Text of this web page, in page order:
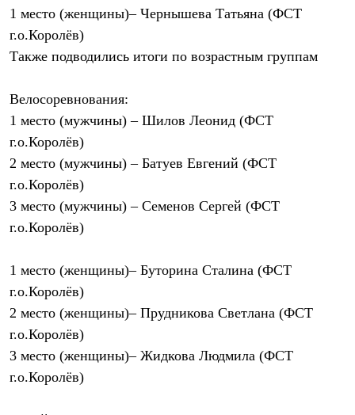
Гамаши
Бахилы
Тапочки и чуни
Тапочки
Уход за обувью
Аксессуары
Головные уборы
Шапки
Балаклавы и маски
Кепки и бейсболки
Повязки
Шарфы
Панамы
Перчатки и рукавицы
Носки
Полезные аксессуары
Ремни
Шевроны
Термоковрики
Уход за одеждой
1 место (женщины)– Чернышева Татьяна (ФСТ
г.о.Королёв)
Также подводились итоги по возрастным группам
Велосоревнования:
1 место (мужчины) – Шилов Леонид (ФСТ
г.о.Королёв)
2 место (мужчины) – Батуев Евгений (ФСТ
г.о.Королёв)
3 место (мужчины) – Семенов Сергей (ФСТ
г.о.Королёв)
1 место (женщины)– Буторина Сталина (ФСТ
г.о.Королёв)
2 место (женщины)– Прудникова Светлана (ФСТ
г.о.Королёв)
3 место (женщины)– Жидкова Людмила (ФСТ
г.о.Королёв)